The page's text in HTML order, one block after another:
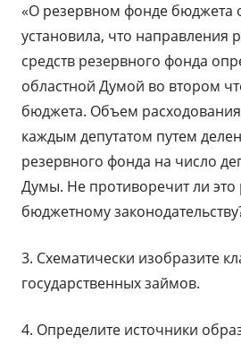
«О резервном фонде бюджета
установила, что направления
средств резервного фонда
областной Думой во втором
бюджета. Объем
каждым депутатом путем
резервного фонда на число
Думы. Не противоречит ли
бюджетному
3. Схематически изобразите
государственных займов.
4. Определите источники